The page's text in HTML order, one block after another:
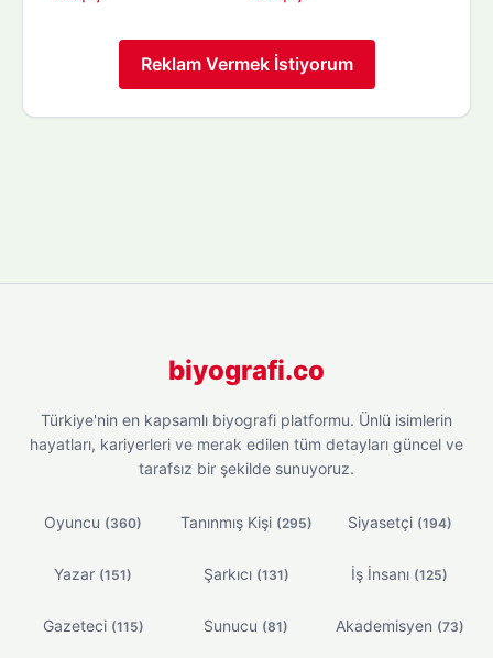
Reklam Vermek İstiyorum
biyografi.co
Türkiye'nin en kapsamlı biyografi platformu. Ünlü isimlerin
hayatları, kariyerleri ve merak edilen tüm detayları güncel ve
tarafsız bir şekilde sunuyoruz.
Oyuncu (360) Tanınmış Kişi (295) Siyasetçi (194)
Yazar (151) Şarkıcı (131) İş İnsanı (125)
Gazeteci (115) Sunucu (81) Akademisyen (73)